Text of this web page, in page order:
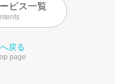
ビス一覧
戻る
page